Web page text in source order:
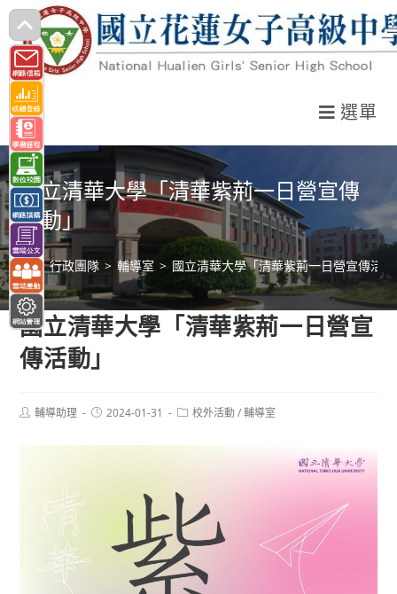
跳
轉
至
主
要
內
容
選單
國立清華大學「清華紫荊一日營宣傳
活動」
> 行政團隊 > 輔導室 > 國立清華大學「清華紫荊一日營宣傳活
國立清華大學「清華紫荊一日營宣
傳活動」
Post輔導助理
Post2024-01-31
Post校外活動 / 輔導室